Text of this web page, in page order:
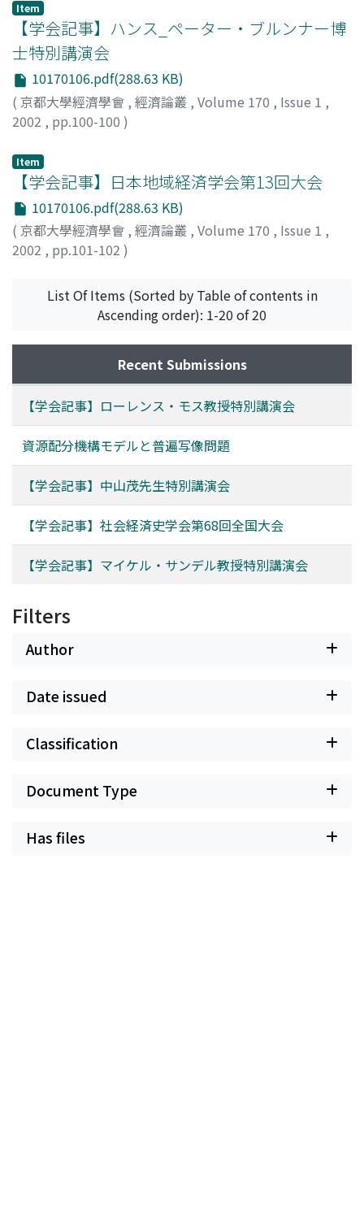
Item
【学会記事】ハンス_ペーター・ブルンナー博
士特別講演会
10170106.pdf(288.63 KB)
( 京都大學經濟學會 , 經濟論叢 , Volume 170 , Issue 1 ,
2002 , pp.100-100 )
Item
【学会記事】日本地域経済学会第13回大会
10170106.pdf(288.63 KB)
( 京都大學經濟學會 , 經濟論叢 , Volume 170 , Issue 1 ,
2002 , pp.101-102 )
List Of Items (Sorted by Table of contents in
Ascending order): 1-20 of 20
Recent Submissions
【学会記事】ローレンス・モス教授特別講演会
資源配分機構モデルと普遍写像問題
【学会記事】中山茂先生特別講演会
【学会記事】社会経済史学会第68回全国大会
【学会記事】マイケル・サンデル教授特別講演会
Filters
Author
Date issued
Classification
Document Type
Has files